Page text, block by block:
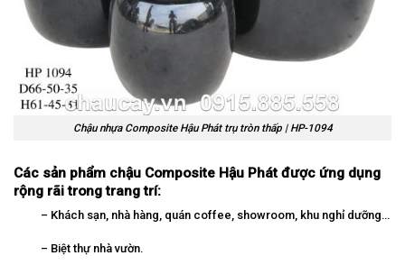
Chậu nhựa Composite Hậu Phát trụ tròn thấp | HP-1094
Các sản phẩm chậu Composite Hậu Phát được ứng dụng
rộng rãi trong trang trí:
– Khách sạn, nhà hàng, quán coffee, showroom, khu nghỉ dưỡng…
– Biệt thự nhà vườn.